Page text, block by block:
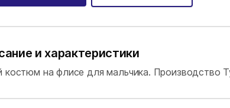
и характеристики
костюм на флисе для мальчика. Производство